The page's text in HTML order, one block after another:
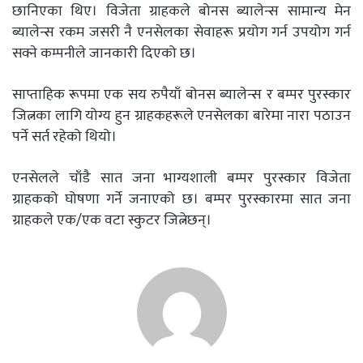
छानिएका थिए। विजेता ग्राहकले बोनस ब्यालेन्स सामान्य मेन
ब्यालेन्स रकम जसरी नै एनसेलका सेवाहरू प्रयोग गर्न उपयोग गर्न
सक्ने कम्पनीले जानकारी दिएको छ।
साप्ताहिक रूपमा एक सय रुपैयाँ बोनस ब्यालेन्स र बम्पर पुरस्कार
जित्नका लागि योग्य हुन ग्राहकहरूले एनसेलका बारेमा नारा पठाउन
पर्ने सर्त रहेको थियो।
एनसेलले चाँडै सात जना भाग्यशाली बम्पर पुरस्कार विजेता
ग्राहकको घोषणा गर्ने जनाएको छ। बम्पर पुरस्कारमा सात जना
ग्राहकले एक/एक वटा स्कुटर जित्नेछन्।